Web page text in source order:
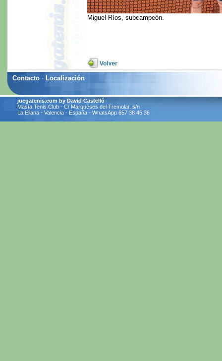
Miguel Ríos, subcampeón.
Contacto · Localización
juegatenis.com by David Castelló
Masía Tenis Club - C/ Marqueses del Tremolar, s/n
La Eliana - Valencia - España - WhatsApp 657 38 45 36